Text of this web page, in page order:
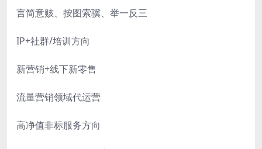
言简意赅、按图索骥、举一反三
IP+社群/培训方向
新营销+线下新零售
流量营销领域代运营
高净值非标服务方向